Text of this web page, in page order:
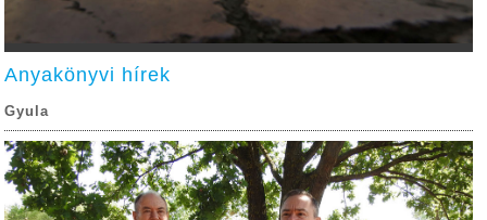
Anyakönyvi hírek
Gyula